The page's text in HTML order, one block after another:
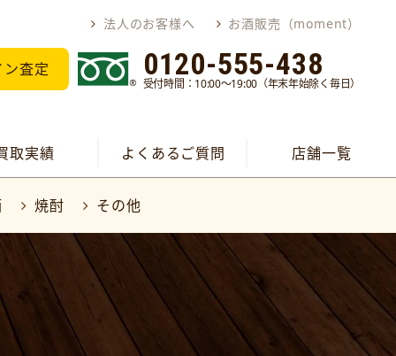
法人のお客様へ お酒販売（moment）
査定 0120-555-438
受付時間：10:00～19:00（年末年始除く毎日）
取実績 よくあるご質問 店舗一覧
焼酎 その他